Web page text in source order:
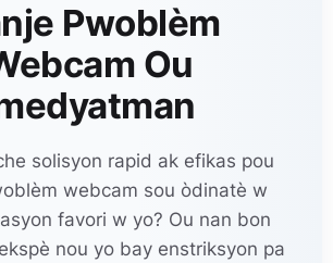
Pwoblèm
Ou
solisyon rapid ak efikas pou
webcam sou òdinatè w
favori w yo? Ou nan bon
nou yo bay enstriksyon pa